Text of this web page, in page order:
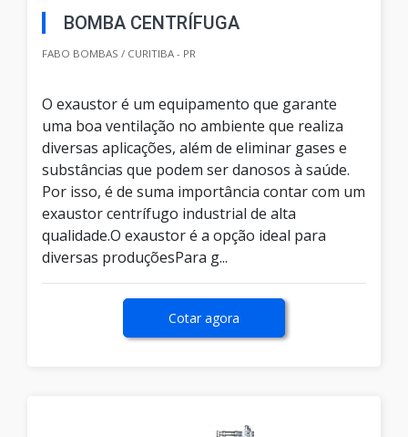
BOMBA CENTRÍFUGA
FABO BOMBAS / CURITIBA - PR
O exaustor é um equipamento que garante
uma boa ventilação no ambiente que realiza
diversas aplicações, além de eliminar gases e
substâncias que podem ser danosos à saúde.
Por isso, é de suma importância contar com um
exaustor centrífugo industrial de alta
qualidade.O exaustor é a opção ideal para
diversas produçõesPara g...
Cotar agora